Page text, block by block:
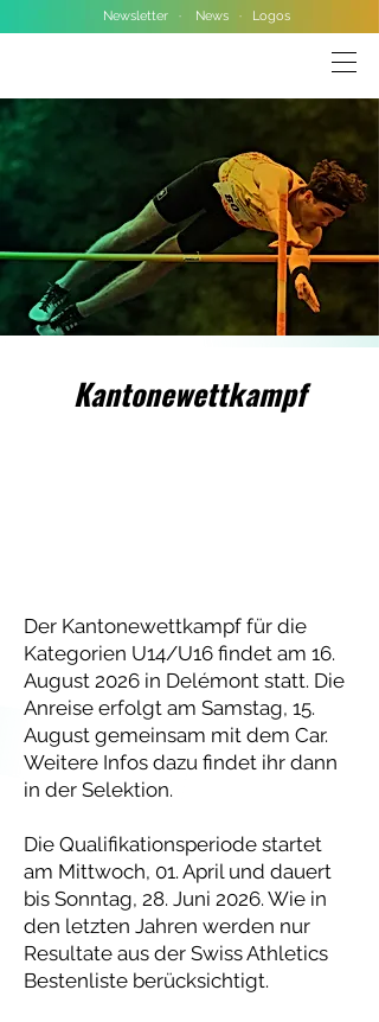
Newsletter · News · Logos
Kantonewettkampf
Der Kantonewettkampf für die
Kategorien U14/U16 findet am 16.
August 2026 in Delémont statt. Die
Anreise erfolgt am Samstag, 15.
August gemeinsam mit dem Car.
Weitere Infos dazu findet ihr dann
in der Selektion.
Die Qualifikationsperiode startet
am Mittwoch, 01. April und dauert
bis Sonntag, 28. Juni 2026. Wie in
den letzten Jahren werden nur
Resultate aus der Swiss Athletics
Bestenliste berücksichtigt.